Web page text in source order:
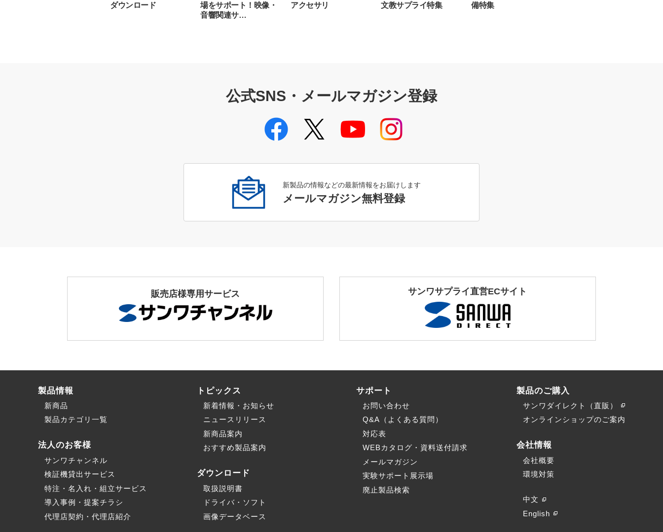
ダウンロード
場をサポート！映像・
音響関連サ…
アクセサリ
文教サプライ特集
備特集
公式SNS・メールマガジン登録
新製品の情報などの最新情報をお届けします
メールマガジン無料登録
販売店様専用サービス サンワサプライ直営ECサイト
製品情報
新商品
製品カテゴリ一覧
法人のお客様
サンワチャンネル
検証機貸出サービス
特注・名入れ・組立サービス
導入事例・提案チラシ
代理店契約・代理店紹介
トピックス
新着情報・お知らせ
ニュースリリース
新商品案内
おすすめ製品案内
ダウンロード
取扱説明書
ドライバ・ソフト
画像データベース
サポート
お問い合わせ
Q&A（よくある質問）
対応表
WEBカタログ・資料送付請求
メールマガジン
実験サポート展示場
廃止製品検索
製品のご購入
サンワダイレクト（直販）
オンラインショップのご案内
会社情報
会社概要
環境対策
中文
English